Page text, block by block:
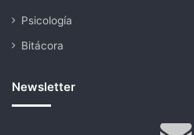
Psicología
Bitácora
Newsletter